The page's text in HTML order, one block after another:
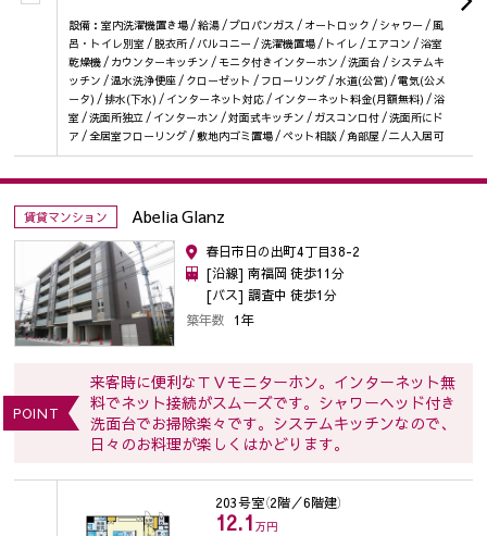
設備：室内洗濯機置き場 / 給湯 / プロパンガス / オートロック / シャワー / 風
呂・トイレ別室 / 脱衣所 / バルコニー / 洗濯機置場 / トイレ / エアコン / 浴室
乾燥機 / カウンターキッチン / モニタ付きインターホン / 洗面台 / システムキ
ッチン / 温水洗浄便座 / クローゼット / フローリング / 水道(公営) / 電気(公メ
ータ) / 排水(下水) / インターネット対応 / インターネット料金(月額無料) / 浴
室 / 洗面所独立 / インターホン / 対面式キッチン / ガスコンロ付 / 洗面所にド
ア / 全居室フローリング / 敷地内ゴミ置場 / ペット相談 / 角部屋 / 二人入居可
賃貸マンション Abelia Glanz
春日市日の出町4丁目38-2
[沿線] 南福岡 徒歩11分
[バス] 調査中 徒歩1分
築年数 1年
POINT
来客時に便利なＴＶモニターホン。インターネット無
料でネット接続がスムーズです。シャワーヘッド付き
洗面台でお掃除楽々です。システムキッチンなので、
日々のお料理が楽しくはかどります。
203号室（2階／6階建）
12.1 万円